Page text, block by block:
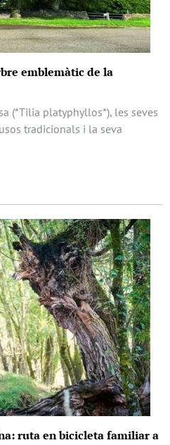
emblemàtic de la
(*Tilia platyphyllos*), les seves
tradicionals i la seva
ruta en bicicleta familiar a